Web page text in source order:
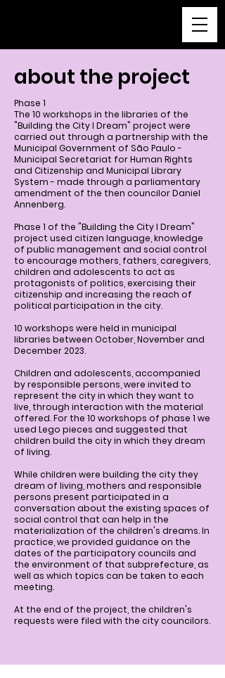
about the project
Phase 1
The 10 workshops in the libraries of the
"Building the City I Dream" project were
carried out through a partnership with the
Municipal Government of São Paulo -
Municipal Secretariat for Human Rights
and Citizenship and Municipal Library
System - made through a parliamentary
amendment of the then councilor Daniel
Annenberg.
Phase 1 of the "Building the City I Dream"
project used citizen language, knowledge
of public management and social control
to encourage mothers, fathers, caregivers,
children and adolescents to act as
protagonists of politics, exercising their
citizenship and increasing the reach of
political participation in the city.
10 workshops were held in municipal
libraries between October, November and
December 2023.
Children and adolescents, accompanied
by responsible persons, were invited to
represent the city in which they want to
live, through interaction with the material
offered. For the 10 workshops of phase 1 we
used Lego pieces and suggested that
children build the city in which they dream
of living.
While children were building the city they
dream of living, mothers and responsible
persons present participated in a
conversation about the existing spaces of
social control that can help in the
materialization of the children's dreams. In
practice, we provided guidance on the
dates of the participatory councils and
the environment of that subprefecture, as
well as which topics can be taken to each
meeting.
At the end of the project, the children's
requests were filed with the city councilors.